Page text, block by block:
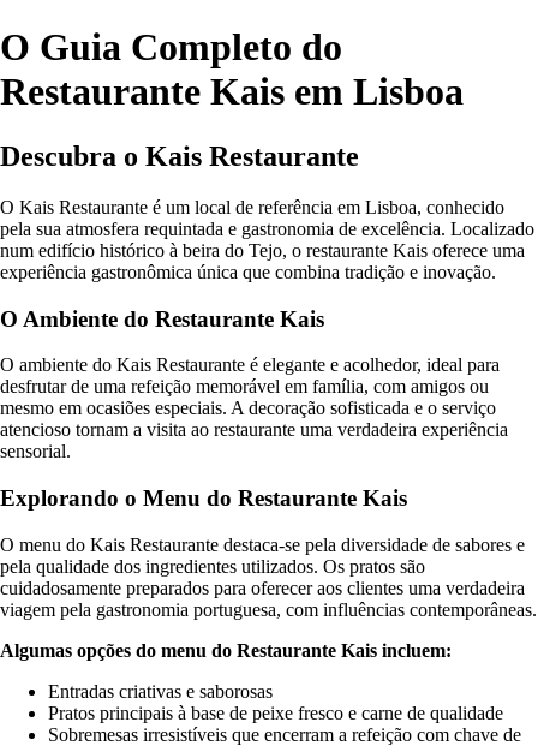
O Guia Completo do
Restaurante Kais em Lisboa
Descubra o Kais Restaurante
O Kais Restaurante é um local de referência em Lisboa, conhecido
pela sua atmosfera requintada e gastronomia de excelência. Localizado
num edifício histórico à beira do Tejo, o restaurante Kais oferece uma
experiência gastronômica única que combina tradição e inovação.
O Ambiente do Restaurante Kais
O ambiente do Kais Restaurante é elegante e acolhedor, ideal para
desfrutar de uma refeição memorável em família, com amigos ou
mesmo em ocasiões especiais. A decoração sofisticada e o serviço
atencioso tornam a visita ao restaurante uma verdadeira experiência
sensorial.
Explorando o Menu do Restaurante Kais
O menu do Kais Restaurante destaca-se pela diversidade de sabores e
pela qualidade dos ingredientes utilizados. Os pratos são
cuidadosamente preparados para oferecer aos clientes uma verdadeira
viagem pela gastronomia portuguesa, com influências contemporâneas.
Algumas opções do menu do Restaurante Kais incluem:
Entradas criativas e saborosas
Pratos principais à base de peixe fresco e carne de qualidade
Sobremesas irresistíveis que encerram a refeição com chave de